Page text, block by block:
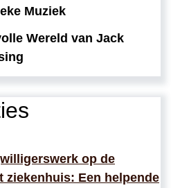
Muziek
Wereld van Jack
op de
ziekenhuis: Een helpende